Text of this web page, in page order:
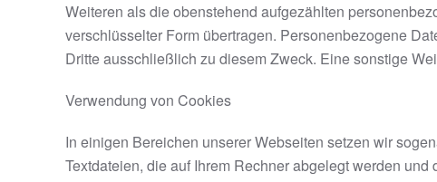
Weiteren als die obenstehend aufgezählten
verschlüsselter Form übertragen. Personenbezogene
Dritte ausschließlich zu diesem Zweck. Eine sonstige
Verwendung von Cookies
In einigen Bereichen unserer Webseiten setzen wir
Textdateien, die auf Ihrem Rechner abgelegt werden